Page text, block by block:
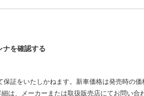
を確認する
証をいたしかねます。新車価格は発売時の
は、メーカーまたは取扱販売店にてお問い合